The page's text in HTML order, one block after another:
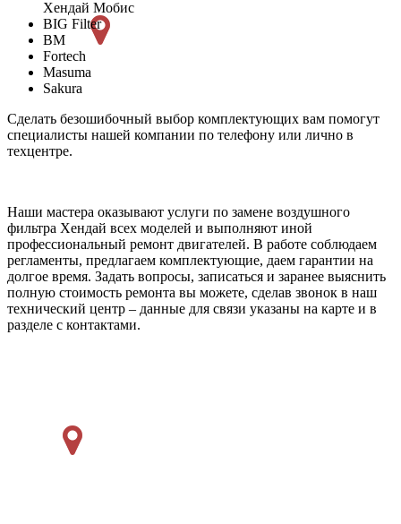
Хендай Мобис
BIG Filter
BM
Fortech
Masuma
Sakura
Сделать безошибочный выбор комплектующих вам помогут
специалисты нашей компании по телефону или лично в
техцентре.
Наши мастера оказывают услуги по замене воздушного
фильтра Хендай всех моделей и выполняют иной
профессиональный ремонт двигателей. В работе соблюдаем
регламенты, предлагаем комплектующие, даем гарантии на
долгое время. Задать вопросы, записаться и заранее выяснить
полную стоимость ремонта вы можете, сделав звонок в наш
технический центр – данные для связи указаны на карте и в
разделе с контактами.